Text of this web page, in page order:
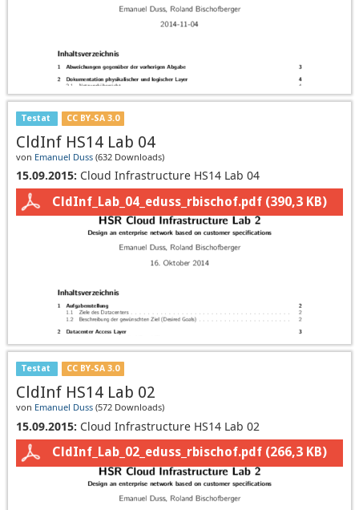
Testat CC BY-SA 3.0
CldInf HS14 Lab 04
von Emanuel Duss (632 Downloads)
15.09.2015: Cloud Infrastructure HS14 Lab 04
CldInf_Lab_04_eduss_rbischof.pdf (390,3 KB)
Testat CC BY-SA 3.0
CldInf HS14 Lab 02
von Emanuel Duss (572 Downloads)
15.09.2015: Cloud Infrastructure HS14 Lab 02
CldInf_Lab_02_eduss_rbischof.pdf (266,3 KB)